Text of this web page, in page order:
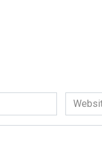
Website